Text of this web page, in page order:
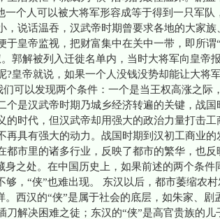
一个人可以被大将军形容成等于得到一只军队
，说话温吞，汉武帝时期曾要求各地的大家族
皇帝监视，把财富集中在关中一带，即所谓
郭解被列入迁徙名单内，当时大将军向皇帝
皇帝就说，如果一个人没钱没势却能让大将
可以发现两个条件：一个是当王权高涨之际
个是汉武帝时期乃城乡经济转遍的关键，战国
的时代，但汉武帝却用强大的政治力量打击工
再具有强大的动力。战国时期到汉初工商业的
都市里的诸多行业，反映了都市的繁华，也反
身之处。在中国历史上，如果前述的两个条件
，“侠”也难出现。 东汉以后，都市萎缩农
。西汉的“侠”是属于社会的底层，如朱家、剧
刀解决困难之徒；东汉的“侠”是高官贵族的儿